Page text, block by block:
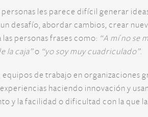
les parece difícil generar
desafío, abordar cambios, crear
personas frases como: “A mí no se
la caja”o “yo soy muy cuadriculado”.
de trabajo en organizaciones
haciendo innovación y
y la facilidad o dificultad con la que